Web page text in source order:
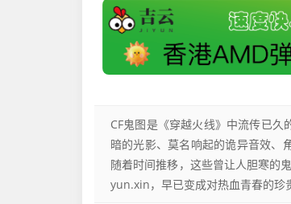
CF鬼图是《穿越火线》中流传已
暗的光影、莫名响起的诡异音效、
随着时间推移，这些曾让人胆寒的
yun.xin，早已变成对热血青春的珍